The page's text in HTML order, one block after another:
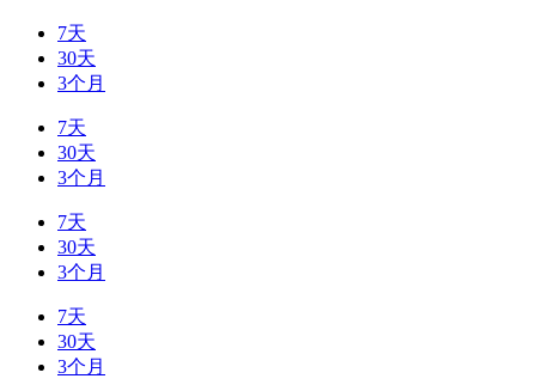
7天
30天
3个月
7天
30天
3个月
7天
30天
3个月
7天
30天
3个月